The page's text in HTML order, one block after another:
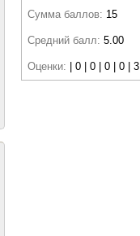
Сумма баллов: 15
Средний балл: 5.00
Оценки: | 0 | 0 | 0 | 0 | 3 |